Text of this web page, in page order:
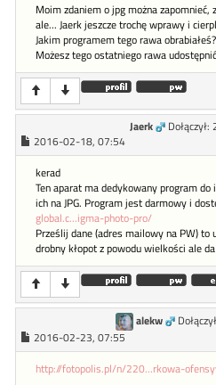
Moim zdaniem o jpg można
ale... Jaerk jeszcze trochę wprawy i
Jakim programem tego rawa obrabiałeś?
Możesz tego ostatniego rawa
Jaerk
2016-02-18, 07:54
kerad
Ten aparat ma dedykowany program
ich na JPG. Program jest darmowy i
global.c...igma-photo-pro/
Prześlij dane (adres mailowy na PW)
drobny kłopot z powodu wielkości ale
alekw
2016-02-23, 07:55
http://fotopolis.pl/n/220...rkowa-